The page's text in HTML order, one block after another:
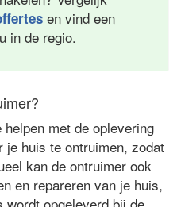
en vind een
in de regio.
met de oplevering
huis te ontruimen, zodat
kan de ontruimer ook
en repareren van je huis,